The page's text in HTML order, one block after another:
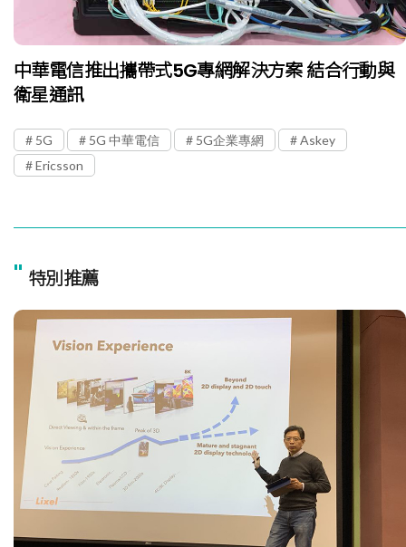
中華電信推出攜帶式5G專網解決方案 結合行動與
衛星通訊
5G 5G 中華電信 5G企業專網
Askey
Ericsson
" 特別推薦